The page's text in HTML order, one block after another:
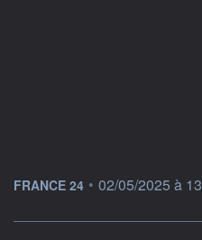
information fournie par
FRANCE 24 • 02/05/2025 à